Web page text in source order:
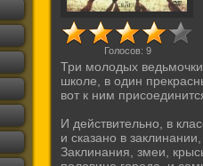
Голосов: 9
Три молодых
школе, в один
вот к ним
И действительно, в
и сказано в
Заклинания, змеи,